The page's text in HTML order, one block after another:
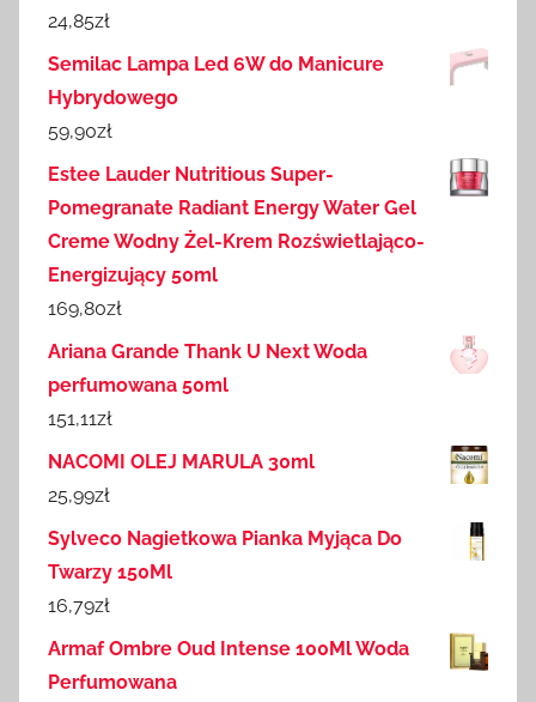
24,85zł
Semilac Lampa Led 6W do Manicure
Hybrydowego
59,90zł
Estee Lauder Nutritious Super-
Pomegranate Radiant Energy Water Gel
Creme Wodny Żel-Krem Rozświetlająco-
Energizujący 50ml
169,80zł
Ariana Grande Thank U Next Woda
perfumowana 50ml
151,11zł
NACOMI OLEJ MARULA 30ml
25,99zł
Sylveco Nagietkowa Pianka Myjąca Do
Twarzy 150Ml
16,79zł
Armaf Ombre Oud Intense 100Ml Woda
Perfumowana